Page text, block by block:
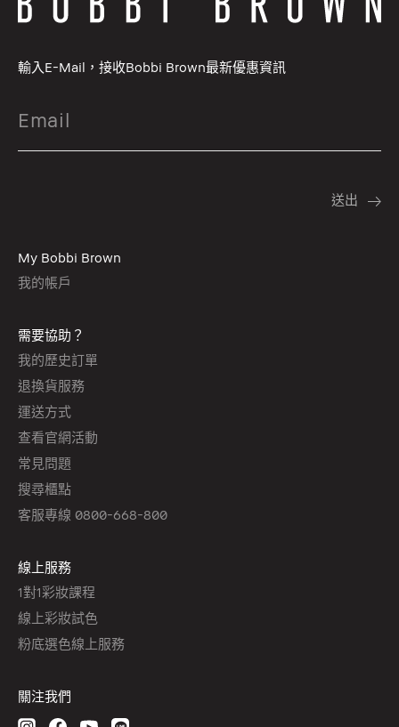
輸入E-Mail，接收Bobbi Brown最新優惠資訊
My Bobbi Brown
我的帳戶
需要協助？
我的歷史訂單
退換貨服務
運送方式
查看官網活動
常見問題
搜尋櫃點
客服專線 0800-668-800
線上服務
1對1彩妝課程
線上彩妝試色
粉底選色線上服務
關注我們